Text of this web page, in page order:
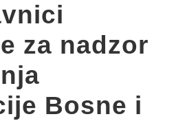
za nadzor
Bosne i